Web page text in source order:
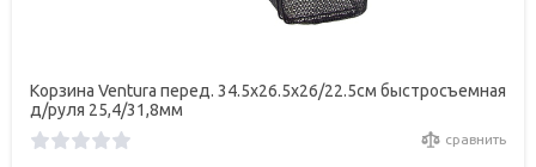
Корзина Ventura перед. 34.5х26.5х26/22.5см быстросъемная
д/руля 25,4/31,8мм
сравнить